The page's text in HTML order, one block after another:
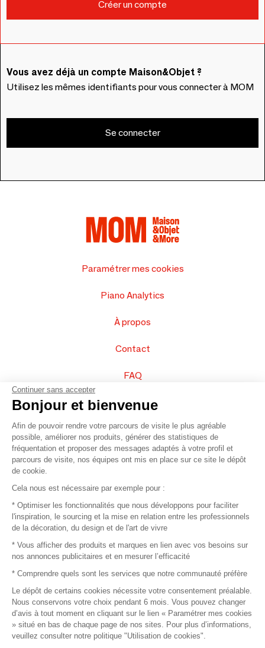
Vous avez déjà un compte Maison&Objet ?
Utilisez les mêmes identifiants pour vous connecter à MOM
Se connecter
Paramétrer mes cookies
Piano Analytics
À propos
Contact
FAQ
Vendez vos produits
Plan du site
© 2016 –Organisation SAFI
Recrutement
Mentions légales
Conditions commerciales
Continuer sans accepter
Bonjour et bienvenue
Afin de pouvoir rendre votre parcours de visite le plus agréable
possible, améliorer nos produits, générer des statistiques de
fréquentation et proposer des messages adaptés à votre profil et
parcours de visite, nos équipes ont mis en place sur ce site le dépôt
de cookie.
Cela nous est nécessaire par exemple pour :
* Optimiser les fonctionnalités que nous développons pour faciliter
l'inspiration, le sourcing et la mise en relation entre les professionnels
de la décoration, du design et de l'art de vivre
* Vous afficher des produits et marques en lien avec vos besoins sur
nos annonces publicitaires et en mesurer l’efficacité
* Comprendre quels sont les services que notre communauté préfère
Le dépôt de certains cookies nécessite votre consentement préalable.
Nous conservons votre choix pendant 6 mois. Vous pouvez changer
d’avis à tout moment en cliquant sur le lien « Paramétrer mes cookies
» situé en bas de chaque page de nos sites. Pour plus d’informations,
veuillez consulter notre politique "Utilisation de cookies".